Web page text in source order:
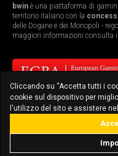
bwin è una piattaforma di
territorio italiano con la
delle Dogane e dei Monopoli -
maggiori informazioni consulta
bonus fino a
Cliccando su “Accetta tutti i
cookie sul dispositivo per
l'utilizzo del sito e assistere